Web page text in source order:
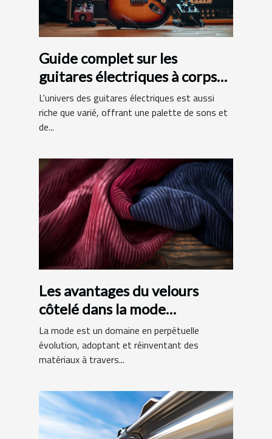
Guide complet sur les
guitares électriques à corps
en aulne et manche en érable
L'univers des guitares électriques est aussi
riche que varié, offrant une palette de sons et
de...
Les avantages du velours
côtelé dans la mode
contemporaine
La mode est un domaine en perpétuelle
évolution, adoptant et réinventant des
matériaux à travers...